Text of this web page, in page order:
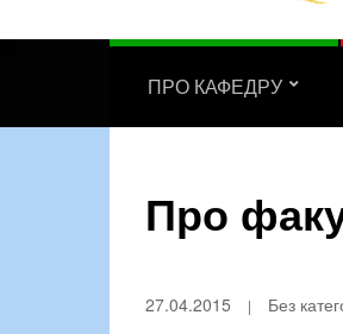
ПРО КАФЕДРУ
Про
27.04.2015 Без